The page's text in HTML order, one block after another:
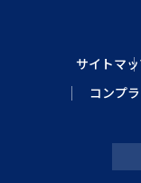
サイトマ
コンプ